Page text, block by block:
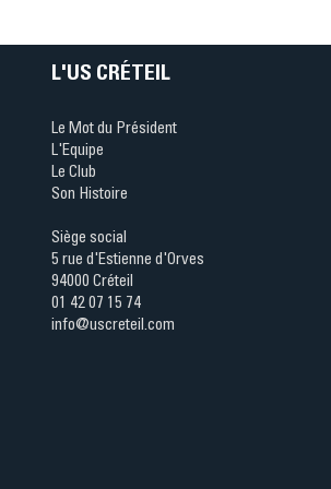
L'US CRÉTEIL
Le Mot du Président
L'Equipe
Le Club
Son Histoire
Siège social
5 rue d'Estienne d'Orves
94000 Créteil
01 42 07 15 74
info@uscreteil.com